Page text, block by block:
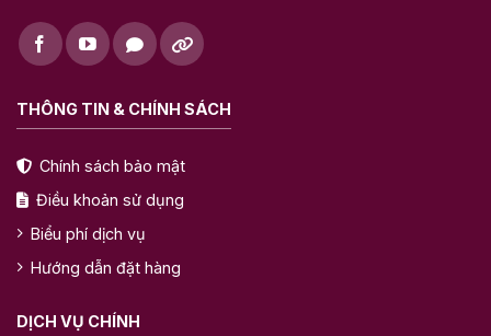
THÔNG TIN & CHÍNH SÁCH
Chính sách bảo mật
Điều khoản sử dụng
Biểu phí dịch vụ
Hướng dẫn đặt hàng
DỊCH VỤ CHÍNH